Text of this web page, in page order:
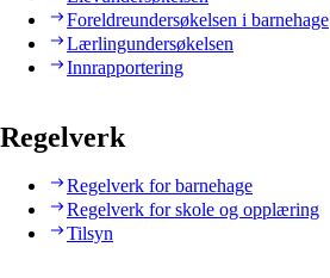
Foreldreundersøkelsen i barnehage
Lærlingundersøkelsen
Innrapportering
Regelverk
Regelverk for barnehage
Regelverk for skole og opplæring
Tilsyn